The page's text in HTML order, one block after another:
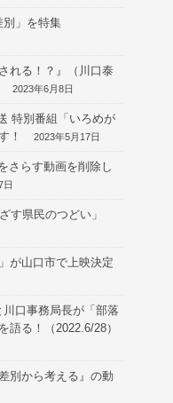
別」を特集
れる！？』（川口泰
2023年6月8日
特別番組「いろめが
！
2023年5月17日
さらす動画を削除し
日
す県民のつどい」
が山口市で上映決定
口事務局長が「部落
語る！（2022.6/28）
別から考える』の動